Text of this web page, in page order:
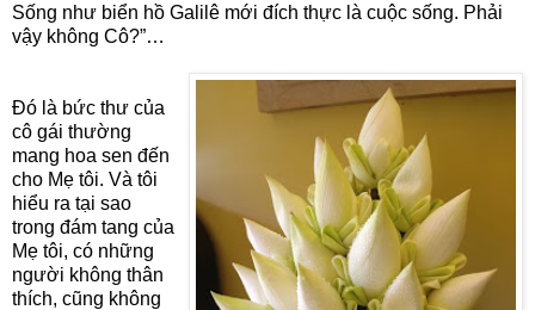
Sống như biển hồ Galilê mới đích thực là cuộc sống. Phải
vậy không Cô?”…
Đó là bức thư của
cô gái thường
mang hoa sen đến
cho Mẹ tôi. Và tôi
hiểu ra tại sao
trong đám tang của
Mẹ tôi, có những
người không thân
thích, cũng không